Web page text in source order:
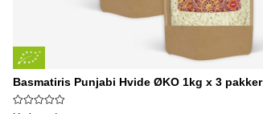
Basmatiris Punjabi Hvide ØKO 1kg x 3 pakker